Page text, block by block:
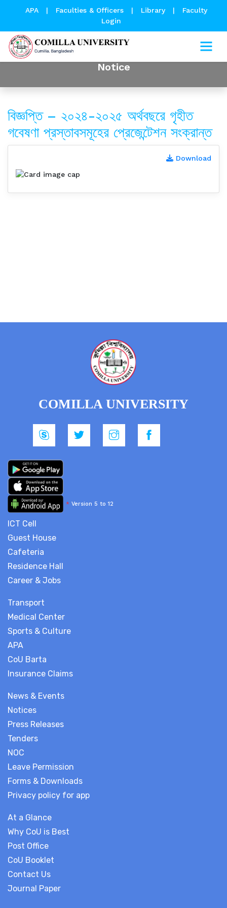
APA | Faculties & Officers | Library |
Faculty
Login
Notice
বিজ্ঞপ্তি – ২০২৪-২০২৫ অর্থবছরে গৃহীত
গবেষণা প্রস্তাবসমূহের প্রেজেন্টেশন সংক্রান্ত
Download
News & Events
Notices
Press Releases
Tenders
NOC
Leave Permission
Forms & Downloads
Privacy policy for app
At a Glance
Why CoU is Best
Post Office
CoU Booklet
Contact Us
Journal Paper
COMILLA UNIVERSITY
* Version 5 to 12
ICT Cell
Guest House
Cafeteria
Residence Hall
Career & Jobs
Transport
Medical Center
Sports & Culture
APA
CoU Barta
Insurance Claims